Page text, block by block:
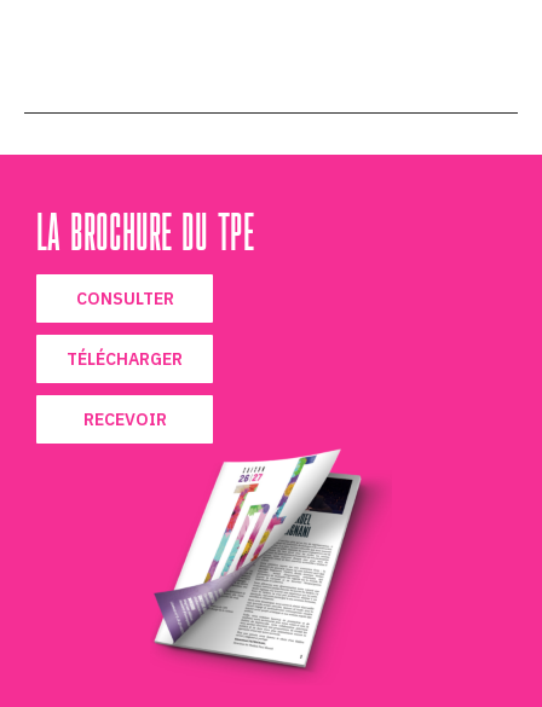
LA BROCHURE DU TPE
CONSULTER
TÉLÉCHARGER
RECEVOIR